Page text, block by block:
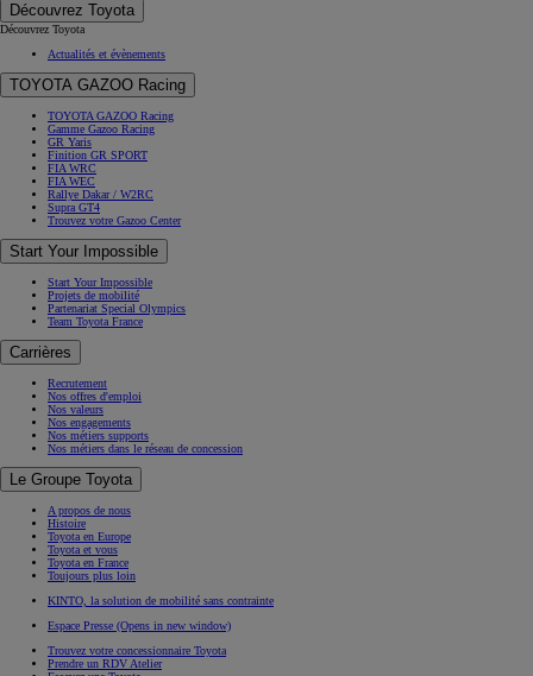
Découvrez Toyota
Découvrez Toyota
Actualités et évènements
TOYOTA GAZOO Racing
TOYOTA GAZOO Racing
Gamme Gazoo Racing
GR Yaris
Finition GR SPORT
FIA WRC
FIA WEC
Rallye Dakar / W2RC
Supra GT4
Trouvez votre Gazoo Center
Start Your Impossible
Start Your Impossible
Projets de mobilité
Partenariat Special Olympics
Team Toyota France
Carrières
Recrutement
Nos offres d'emploi
Nos valeurs
Nos engagements
Nos métiers supports
Nos métiers dans le réseau de concession
Le Groupe Toyota
A propos de nous
Histoire
Toyota en Europe
Toyota et vous
Toyota en France
Toujours plus loin
KINTO, la solution de mobilité sans contrainte
Espace Presse (Opens in new window)
Trouvez votre concessionnaire Toyota
Prendre un RDV Atelier